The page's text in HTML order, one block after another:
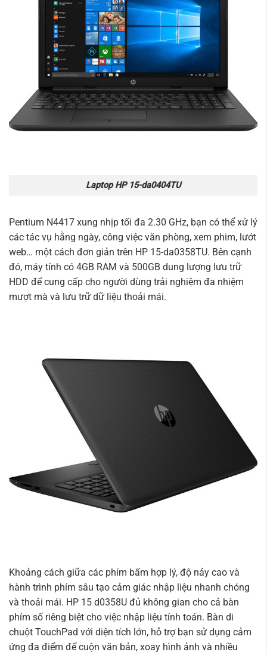
Laptop HP 15-da0404TU
Pentium N4417 xung nhịp tối đa 2.30 GHz, bạn có thể xử lý
các tác vụ hằng ngày, công việc văn phòng, xem phim, lướt
web… một cách đơn giản trên HP 15-da0358TU. Bên cạnh
đó, máy tính có 4GB RAM và 500GB dung lượng lưu trữ
HDD để cung cấp cho người dùng trải nghiệm đa nhiệm
mượt mà và lưu trữ dữ liệu thoải mái.
Khoảng cách giữa các phím bấm hợp lý, độ nảy cao và
hành trình phím sâu tạo cảm giác nhập liệu nhanh chóng
và thoải mái. HP 15 d0358U đủ không gian cho cả bàn
phím số riêng biệt cho việc nhập liệu tính toán. Bàn di
chuột TouchPad với diện tích lớn, hỗ trợ bạn sử dụng cảm
ứng đa điểm để cuộn văn bản, xoay hình ảnh và nhiều